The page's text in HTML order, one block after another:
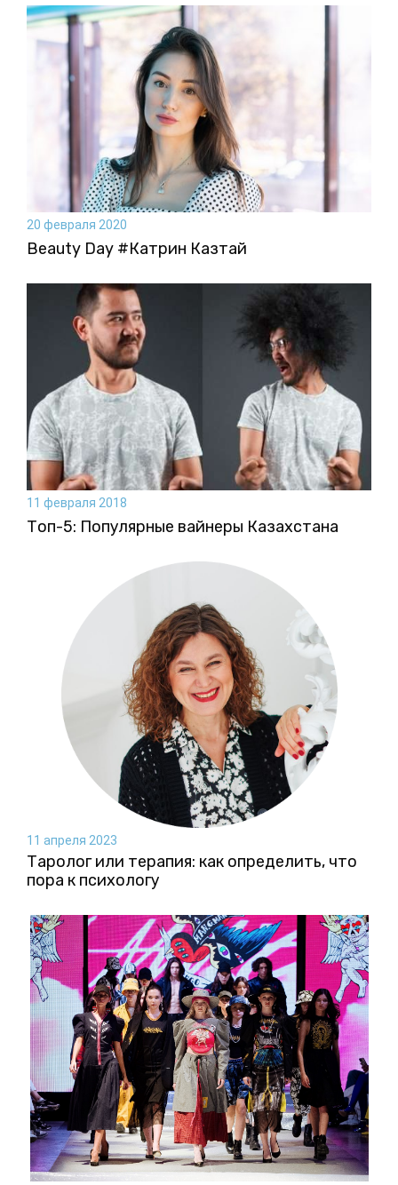
20 февраля 2020
Beauty Day #Катрин Казтай
11 февраля 2018
Топ-5: Популярные вайнеры Казахстана
11 апреля 2023
Таролог или терапия: как определить, что
пора к психологу